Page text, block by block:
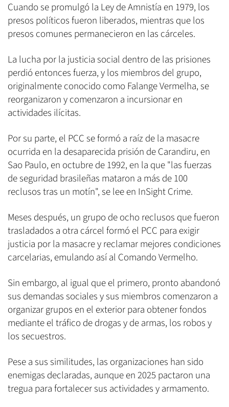
Cuando se promulgó la Ley de Amnistía en 1979, los
presos políticos fueron liberados, mientras que los
presos comunes permanecieron en las cárceles.
La lucha por la justicia social dentro de las prisiones
perdió entonces fuerza, y los miembros del grupo,
originalmente conocido como Falange Vermelha, se
reorganizaron y comenzaron a incursionar en
actividades ilícitas.
Por su parte, el PCC se formó a raíz de la masacre
ocurrida en la desaparecida prisión de Carandiru, en
Sao Paulo, en octubre de 1992, en la que "las fuerzas
de seguridad brasileñas mataron a más de 100
reclusos tras un motín", se lee en InSight Crime.
Meses después, un grupo de ocho reclusos que fueron
trasladados a otra cárcel formó el PCC para exigir
justicia por la masacre y reclamar mejores condiciones
carcelarias, emulando así al Comando Vermelho.
Sin embargo, al igual que el primero, pronto abandonó
sus demandas sociales y sus miembros comenzaron a
organizar grupos en el exterior para obtener fondos
mediante el tráfico de drogas y de armas, los robos y
los secuestros.
Pese a sus similitudes, las organizaciones han sido
enemigas declaradas, aunque en 2025 pactaron una
tregua para fortalecer sus actividades y armamento.